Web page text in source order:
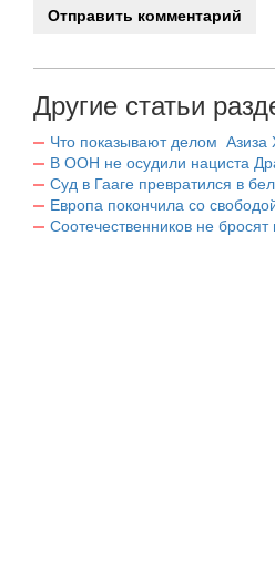
Другие статьи
Что показывают делом Азиза
В ООН не осудили нациста
Суд в Гааге превратился в
Европа покончила со
Соотечественников не